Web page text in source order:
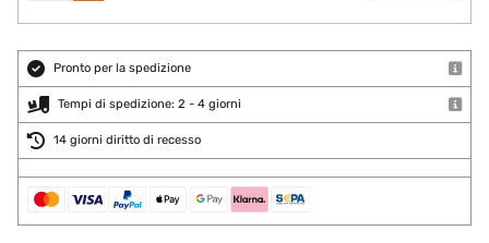
Pronto per la spedizione
Tempi di spedizione: 2 - 4 giorni
14 giorni diritto di recesso